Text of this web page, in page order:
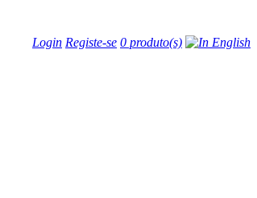
Login Registe-se 0 produto(s)